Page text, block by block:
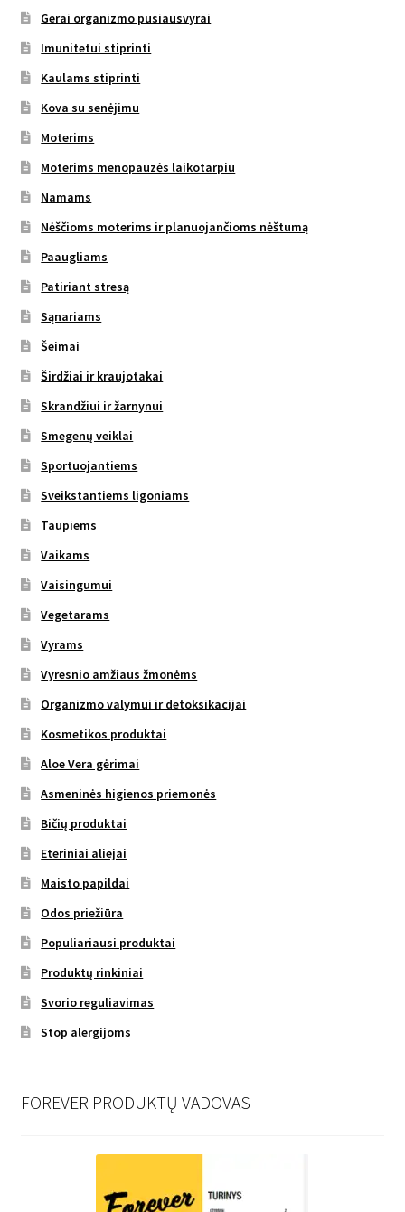
Gerai organizmo pusiausvyrai
Imunitetui stiprinti
Kaulams stiprinti
Kova su senėjimu
Moterims
Moterims menopauzės laikotarpiu
Namams
Nėščioms moterims ir planuojančioms nėštumą
Paaugliams
Patiriant stresą
Sąnariams
Šeimai
Širdžiai ir kraujotakai
Skrandžiui ir žarnynui
Smegenų veiklai
Sportuojantiems
Sveikstantiems ligoniams
Taupiems
Vaikams
Vaisingumui
Vegetarams
Vyrams
Vyresnio amžiaus žmonėms
Organizmo valymui ir detoksikacijai
Kosmetikos produktai
Aloe Vera gėrimai
Asmeninės higienos priemonės
Bičių produktai
Eteriniai aliejai
Maisto papildai
Odos priežiūra
Populiariausi produktai
Produktų rinkiniai
Svorio reguliavimas
Stop alergijoms
FOREVER PRODUKTŲ VADOVAS